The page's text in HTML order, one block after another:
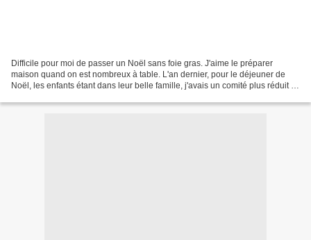
Difficile pour moi de passer un Noël sans foie gras. J'aime le préparer
maison quand on est nombreux à table. L'an dernier, pour le déjeuner de
Noël, les enfants étant dans leur belle famille, j'avais un comité plus réduit à